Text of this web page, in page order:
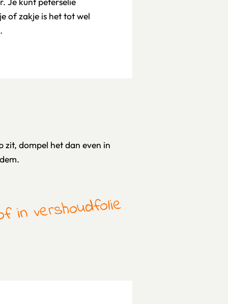
of zakje is het tot wel
zit, dompel het dan even in
vershoudfolie